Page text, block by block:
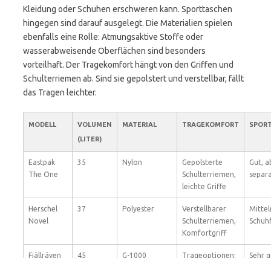
Kleidung oder Schuhen erschweren kann. Sporttaschen
hingegen sind darauf ausgelegt. Die Materialien spielen
ebenfalls eine Rolle: Atmungsaktive Stoffe oder
wasserabweisende Oberflächen sind besonders
vorteilhaft. Der Tragekomfort hängt von den Griffen und
Schulterriemen ab. Sind sie gepolstert und verstellbar, fällt
das Tragen leichter.
MODELL
VOLUMEN
(LITER)
MATERIAL TRAGEKOMFORT
Eastpak
The One
35 Nylon
Gepolsterte
Schulterriemen,
leichte Griffe
Gut,
Herschel
Novel
37 Polyester
Verstellbarer
Schulterriemen,
Komfortgriff
Fjällräven
45
G-1000
Trageoptionen:
Sehr